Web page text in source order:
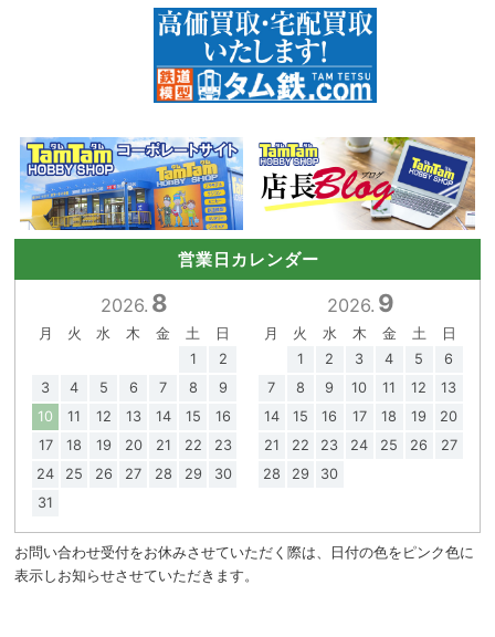
営業日カレンダー
2026. 8
月 火 水 木 金 土
日
1
2
3
4 5 6 7 8
9
10
11 12 13 14 15
16
17
18 19 20 21 22
23
24
25 26 27 28 29
30
31
2026. 9
月 火 水 木 金 土
日
1
2 3 4 5
6
7
8 9 10 11 12
13
14
15 16 17 18 19
20
21
22 23 24 25 26
27
28
29 30
お問い合わせ受付をお休みさせていただく際は、日付の色をピンク色に
表示しお知らせさせていただきます。